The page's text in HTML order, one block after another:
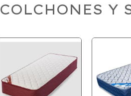
COLCHONES Y